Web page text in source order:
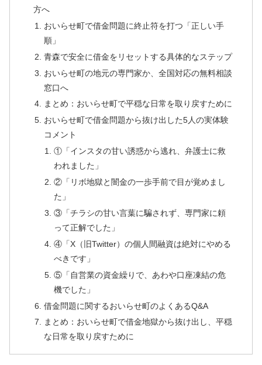
方へ
おいらせ町で借金問題に終止符を打つ「正しい手
順」
青森で安全に借金をリセットする具体的なステップ
おいらせ町の地元の専門家か、全国対応の無料相談
窓口へ
まとめ：おいらせ町で平穏な日常を取り戻すために
おいらせ町で借金問題から抜け出した5人の実体験
コメント
①「インスタの甘い誘惑から逃れ、弁護士に救
われました」
②「リボ地獄と闇金の一歩手前で目が覚めまし
た」
③「チラシの甘い言葉に騙されず、専門家に頼
って正解でした」
④「X（旧Twitter）の個人間融資は絶対にやめる
べきです」
⑤「自営業の資金繰りで、あわや口座凍結の危
機でした」
借金問題に関するおいらせ町のよくあるQ&A
まとめ：おいらせ町で借金地獄から抜け出し、平穏
な日常を取り戻すために